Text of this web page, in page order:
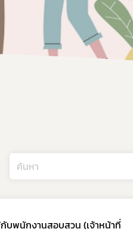
บพนักงานสอบสวน (เจ้าหน้าที่